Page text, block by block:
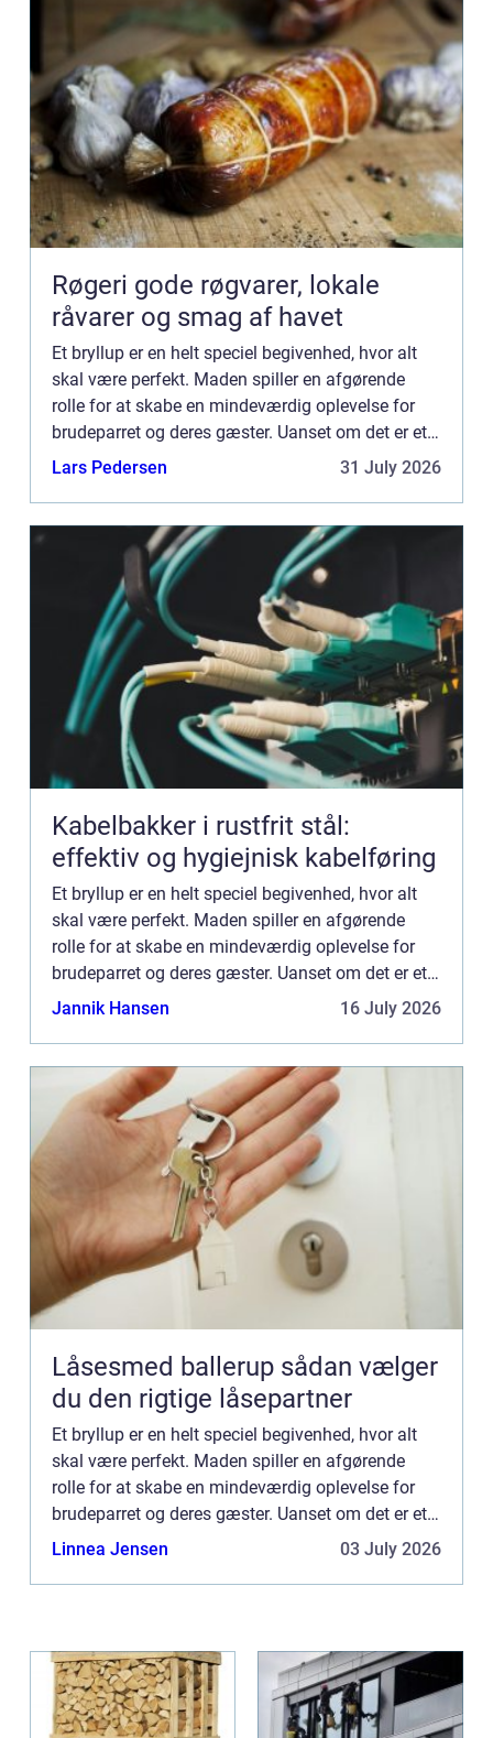
Røgeri gode røgvarer, lokale
råvarer og smag af havet
Et bryllup er en helt speciel begivenhed, hvor alt
skal være perfekt. Maden spiller en afgørende
rolle for at skabe en mindeværdig oplevelse for
brudeparret og deres gæster. Uanset om det er et
intimt bryllup eller en stor fe...
Lars Pedersen 31 July 2026
Kabelbakker i rustfrit stål:
effektiv og hygiejnisk kabelføring
Et bryllup er en helt speciel begivenhed, hvor alt
skal være perfekt. Maden spiller en afgørende
rolle for at skabe en mindeværdig oplevelse for
brudeparret og deres gæster. Uanset om det er et
intimt bryllup eller en stor fe...
Jannik Hansen 16 July 2026
Låsesmed ballerup sådan vælger
du den rigtige låsepartner
Et bryllup er en helt speciel begivenhed, hvor alt
skal være perfekt. Maden spiller en afgørende
rolle for at skabe en mindeværdig oplevelse for
brudeparret og deres gæster. Uanset om det er et
intimt bryllup eller en stor fe...
Linnea Jensen 03 July 2026